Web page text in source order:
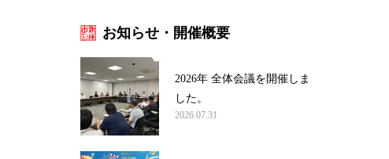
お知らせ・開催概要
2026年 全体会議を開催しま
した。
2026.07.31